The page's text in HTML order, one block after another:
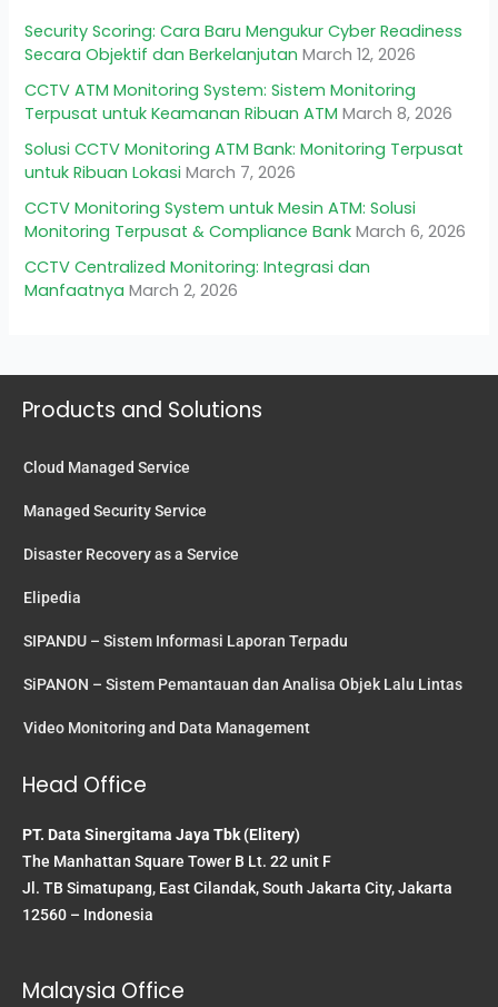
Security Scoring: Cara Baru Mengukur Cyber Readiness
Secara Objektif dan Berkelanjutan March 12, 2026
CCTV ATM Monitoring System: Sistem Monitoring
Terpusat untuk Keamanan Ribuan ATM March 8, 2026
Solusi CCTV Monitoring ATM Bank: Monitoring Terpusat
untuk Ribuan Lokasi March 7, 2026
CCTV Monitoring System untuk Mesin ATM: Solusi
Monitoring Terpusat & Compliance Bank March 6, 2026
CCTV Centralized Monitoring: Integrasi dan
Manfaatnya March 2, 2026
Products and Solutions
Cloud Managed Service
Managed Security Service
Disaster Recovery as a Service
Elipedia
SIPANDU – Sistem Informasi Laporan Terpadu
SiPANON – Sistem Pemantauan dan Analisa Objek Lalu Lintas
Video Monitoring and Data Management
Head Office
PT. Data Sinergitama Jaya Tbk (Elitery)
The Manhattan Square Tower B Lt. 22 unit F
Jl. TB Simatupang, East Cilandak, South Jakarta City, Jakarta
12560 – Indonesia
Malaysia Office